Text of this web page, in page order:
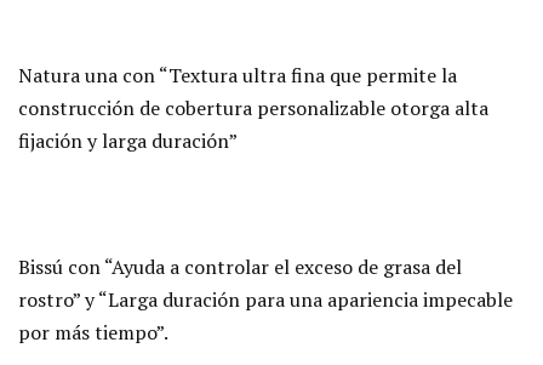
Natura una con “Textura ultra fina que permite la
construcción de cobertura personalizable otorga alta
fijación y larga duración”
Bissú con “Ayuda a controlar el exceso de grasa del
rostro” y “Larga duración para una apariencia impecable
por más tiempo”.